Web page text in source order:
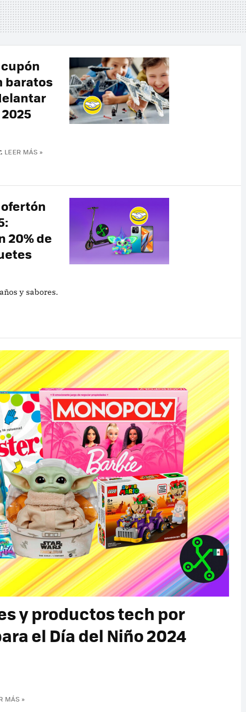
baratos
LEER MÁS »
20% de
y sabores.
y productos tech por
el Día del Niño 2024
MÁS »